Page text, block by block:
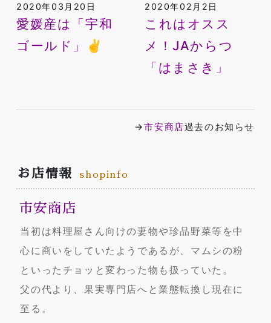
2020年03月20日
愛媛産は「宇和
ゴールド」✌️
2020年02月2日
これはオスス
メ！JAからつ
「はまさき」
→市安商店過去のお知らせ
お店情報 shopinfo
市安商店
当初は料理屋さん向けの妻物や珍品野菜等を中
心に商いをしていたようであるが、マムシの粉
といったチョッと変わった物も扱っていた。
父の代より、果実専門店へと業態転換し現在に
至る。